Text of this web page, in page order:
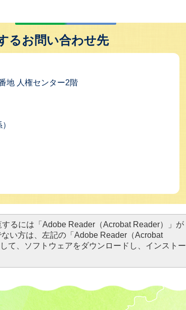
るお問い合わせ先
地 人権センター2階
るには「Adobe Reader（Acrobat Reader）」が
い方は、左記の「Adobe Reader（Acrobat
て、ソフトウェアをダウンロードし、インストー